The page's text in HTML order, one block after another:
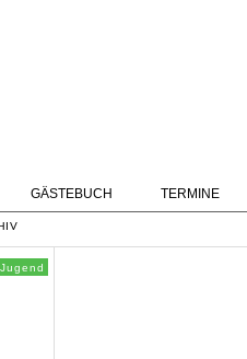
GÄSTEBUCH TERMINE